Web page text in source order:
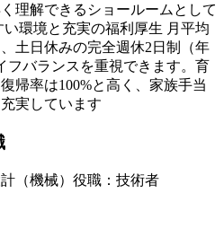
理解できるショールームとして
環境と充実の福利厚生 月平均
土日休みの完全週休2日制（年
フバランスを重視できます。育
帰率は100%と高く、家族手当
実しています
（機械） 役職 ： 技術者